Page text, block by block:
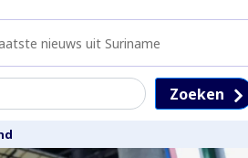
nieuws uit Suriname
Zoeken